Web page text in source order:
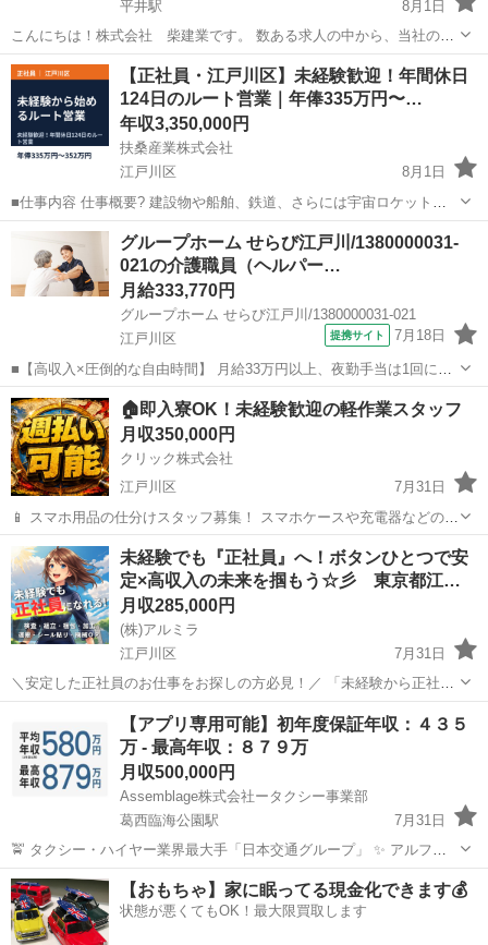
平井駅
8月1日
こんにちは！株式会社 柴建業です。 数ある求人の中から、当社のペ
ージを見ていただきありがとうございます。 当社では、新しく一緒に
働いてくれる現場スタッフを募集しています。 経験は一切問いませ
ん。今いるスタッフも、みんな...
東京 江戸川区 平井駅 その他 未経験
【正社員・江戸川区】未経験歓迎！年間休日
124日のルート営業｜年俸335万円〜…
年収3,350,000円
扶桑産業株式会社
江戸川区
8月1日
■仕事内容 仕事概要? 建設物や船舶、鉄道、さらには宇宙ロケットや
医療現場に欠かせない「溶接材料」や「高圧ガス」を取り扱う専門商
社のルートセールスです。 既存顧客であるメーカーや工務店へ、溶接
機や関連資材の提案・納品を...
東京 江戸川区 営業
グループホーム せらび江戸川/1380000031-
021の介護職員（ヘルパー…
月給333,770円
グループホーム せらび江戸川/1380000031-021
江戸川区
提携サイト 7月18日
■【高収入×圧倒的な自由時間】 月給33万円以上、夜勤手当は1回につ
き1万円以上！ 江戸川区の「グループホーム せらび江戸川」では、夜
勤専門の正社員を募集中です。 【夜勤専従×安定正社員】 出勤は月10
回程度。月の半分以上...
東京 江戸川区 ホームヘルパー
🏠即入寮OK！未経験歓迎の軽作業スタッフ
月収350,000円
クリック株式会社
江戸川区
7月31日
📱 スマホ用品の仕分けスタッフ募集！ スマホケースや充電器などの仕
分け・検品を行うシンプルなお仕事です♪
━━━━━━━━━━━━━━━━ 📲 ご応募はこちら（24時間受付
中） https://lin.ee/...
東京 江戸川区 工場 未経験
未経験でも『正社員』へ！ボタンひとつで安
定×高収入の未来を掴もう☆彡 東京都江…
月収285,000円
(株)アルミラ
江戸川区
7月31日
＼安定した正社員のお仕事をお探しの方必見！／ 「未経験から正社員
になれる？」 「すぐに働ける仕事が知りたい！」 「長期安定の職場で
働きたい！」 ⇒ そんなアナタにピッタリの正社員求人をご紹介！ ※
もちろん契...
江戸川区 工場 未経験
【アプリ専用可能】初年度保証年収：４３５
万 - 最高年収：８７９万
月収500,000円
Assemblage株式会社ータクシー事業部
葛西臨海公園駅
7月31日
🚖 タクシー・ハイヤー業界最大手「日本交通グループ」 ✨ アルファ
ードによるハイグレードな送迎サービスを提供！ 🔹 流し営業ゼロ 🔹
100%アプリ配車 🌟 働きやすさ：◎ 🌟 稼ぎやすさ：◎ タクシー運...
東京 江戸川区 葛西臨海公園駅 ドライバー 未経験
【おもちゃ】家に眠ってる現金化できます💰
状態が悪くてもOK！最大限買取します